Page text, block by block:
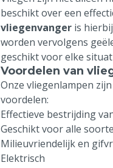
beschikt over een
vliegenvanger is
worden vervolgens
geschikt voor elke
Voordelen van
Onze vliegenlampen
voordelen:
Effectieve bestrijding
Geschikt voor alle
Milieuvriendelijk en
Elektrisch